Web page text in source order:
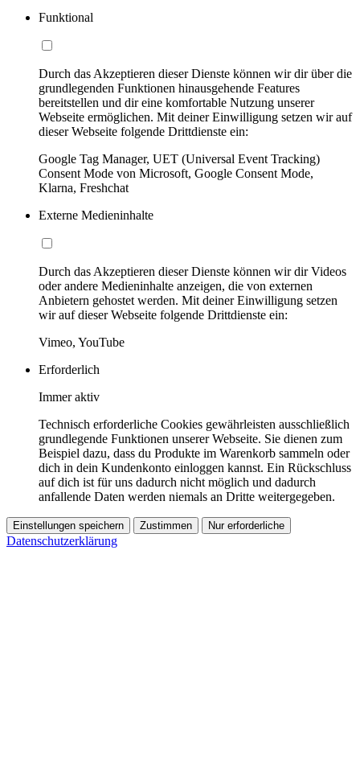
Funktional
Durch das Akzeptieren dieser Dienste können wir dir über die
grundlegenden Funktionen hinausgehende Features
bereitstellen und dir eine komfortable Nutzung unserer
Webseite ermöglichen. Mit deiner Einwilligung setzen wir auf
dieser Webseite folgende Drittdienste ein:
Google Tag Manager, UET (Universal Event Tracking)
Consent Mode von Microsoft, Google Consent Mode,
Klarna, Freshchat
Externe Medieninhalte
Durch das Akzeptieren dieser Dienste können wir dir Videos
oder andere Medieninhalte anzeigen, die von externen
Anbietern gehostet werden. Mit deiner Einwilligung setzen
wir auf dieser Webseite folgende Drittdienste ein:
Vimeo, YouTube
Erforderlich
Immer aktiv
Technisch erforderliche Cookies gewährleisten ausschließlich
grundlegende Funktionen unserer Webseite. Sie dienen zum
Beispiel dazu, dass du Produkte im Warenkorb sammeln oder
dich in dein Kundenkonto einloggen kannst. Ein Rückschluss
auf dich ist für uns dadurch nicht möglich und dadurch
anfallende Daten werden niemals an Dritte weitergegeben.
Einstellungen speichern Zustimmen Nur erforderliche
Datenschutzerklärung